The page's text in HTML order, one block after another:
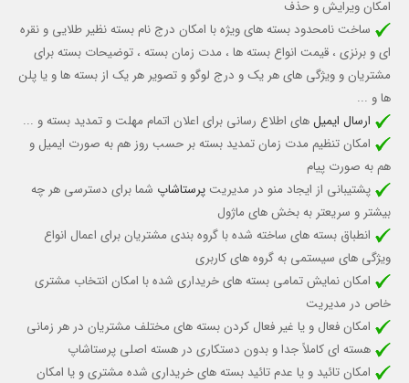
امکان ویرایش و حذف
ساخت نامحدود بسته های ویژهبا امکان درج نام بسته نظیر طلایی و نقره
ای و برنزی ، قیمت انواع بسته ها ، مدت زمان بسته ، توضیحات بسته برای
مشتریان و ویژگی های هر یک و درج لوگو و تصویر هر یک از بسته ها و یا پلن
ها و ...
ارسال ایمیلهای اطلاع رسانی برای اعلان اتمام مهلت و تمدید بسته و ...
امکان تنظیم مدت زمان تمدید بسته بر حسب روز هم به صورت ایمیل و
هم به صورت پیام
پشتیبانی از ایجاد منو در مدیریت پرستاشاپ شما برای دسترسی هر چه
بیشتر و سریعتر به بخش های ماژول
انطباق بسته های ساخته شده با گروه بندی مشتریان برای اعمال انواع
ویژگی های سیستمی به گروه های کاربری
امکان نمایش تمامی بسته های خریداری شده با امکان انتخاب مشتری
خاص در مدیریت
امکان فعال و یا غیر فعال کردن بسته های مختلف مشتریان در هر زمانی
هسته ای کاملاً جدا و بدون دستکاری در هسته اصلی پرستاشاپ
امکان تائید و یا عدم تائید بسته های خریداری شده مشتری و یا امکان